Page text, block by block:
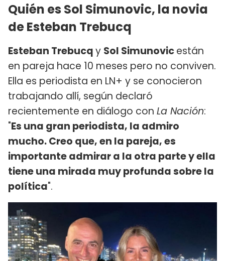
Quién es Sol Simunovic, la novia
de Esteban Trebucq
Esteban Trebucqy Sol Simunovicestán
en pareja hace 10 meses pero no conviven.
Ella es periodista en LN+ y se conocieron
trabajando allí, según declaró
recientemente en diálogo con La Nación:
"Es una gran periodista, la admiro
mucho. Creo que, en la pareja, es
importante admirar a la otra parte y ella
tiene una mirada muy profunda sobre la
política".